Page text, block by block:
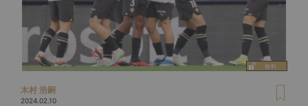
木村 浩嗣
2024.02.10